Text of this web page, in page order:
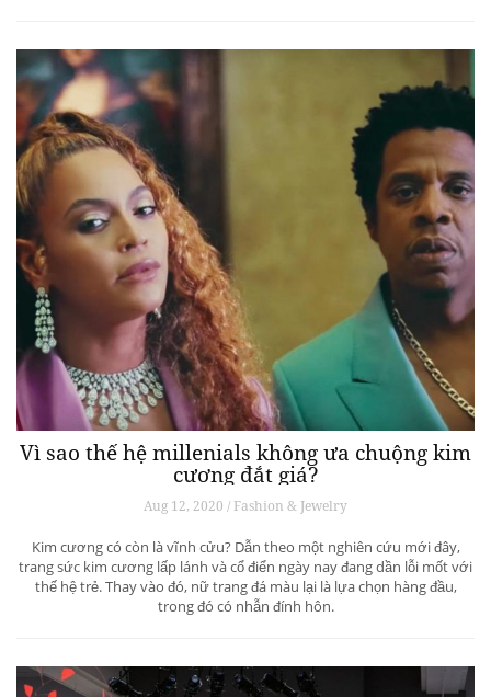
Vì sao thế hệ millenials không ưa chuộng kim
cương đắt giá?
Aug 12, 2020 / Fashion & Jewelry
Kim cương có còn là vĩnh cửu? Dẫn theo một nghiên cứu mới đây,
trang sức kim cương lấp lánh và cổ điển ngày nay đang dần lỗi mốt với
thế hệ trẻ. Thay vào đó, nữ trang đá màu lại là lựa chọn hàng đầu,
trong đó có nhẫn đính hôn.